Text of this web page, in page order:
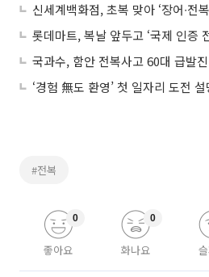
신세계백화점, 초복 맞아 ‘장어∙전
롯데마트, 복날 앞두고 ‘국제 인증
‘경험 無도 환영’ 첫 일자리 도전 설
#전복
좋아요
0
화나요
0